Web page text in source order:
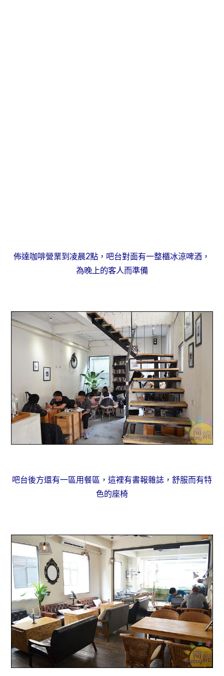
佈達咖啡營業到凌晨2點， 吧台對面有一整櫃冰涼啤酒，
為晚上的客人而準備
吧台後方還有一區用餐區，這裡有書報雜誌，舒服而有特
色的座椅